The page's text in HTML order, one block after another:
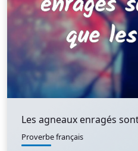
Les agneaux enragés
Proverbe français